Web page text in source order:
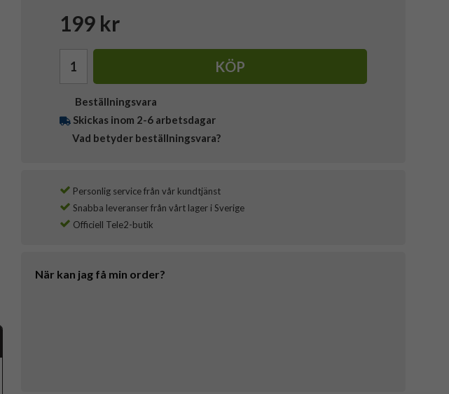
199 kr
KÖP
Beställningsvara
Skickas inom 2-6 arbetsdagar
Vad betyder beställningsvara?
Personlig service från vår kundtjänst
Snabba leveranser från vårt lager i Sverige
Officiell Tele2-butik
När kan jag få min order?